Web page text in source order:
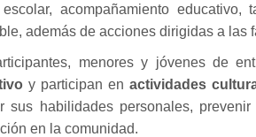
acompañamiento
además de acciones dirigidas a las
menores y jóvenes de
y participan enactividades
sus habilidades personales,
en la comunidad.